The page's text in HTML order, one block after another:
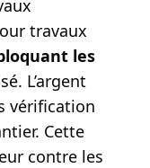
travaux
les
L’argent
vérification
Cette
contre les